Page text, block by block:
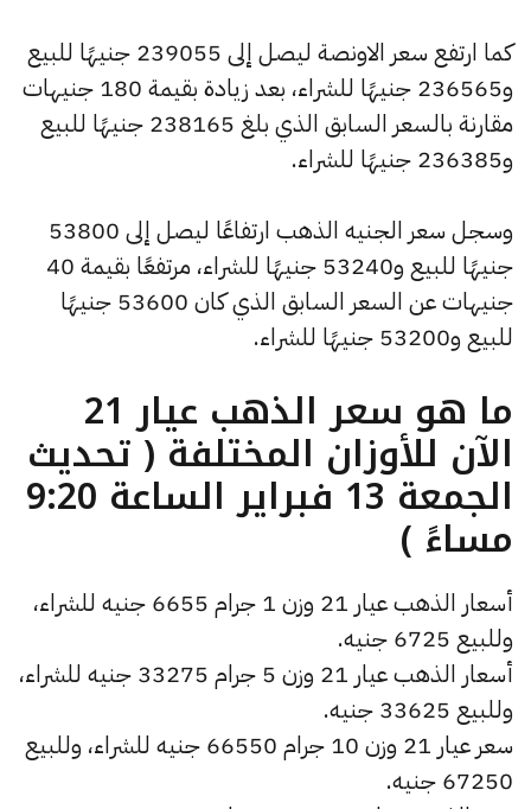
كما ارتفع سعر الاونصة ليصل إلى 239055 جنيهًا للبيع
و236565 جنيهًا للشراء، بعد زيادة بقيمة 180 جنيهات
مقارنة بالسعر السابق الذي بلغ 238165 جنيهًا للبيع
و236385 جنيهًا للشراء.
وسجل سعر الجنيه الذهب ارتفاعًا ليصل إلى 53800
جنيهًا للبيع و53240 جنيهًا للشراء، مرتفعًا بقيمة 40
جنيهات عن السعر السابق الذي كان 53600 جنيهًا
للبيع و53200 جنيهًا للشراء.
ما هو سعر الذهب عيار 21
الآن للأوزان المختلفة ( تحديث
الجمعة 13 فبراير الساعة 9:20
مساءً )
أسعار الذهب عيار 21 وزن 1 جرام 6655 جنيه للشراء،
وللبيع 6725 جنيه.
أسعار الذهب عيار 21 وزن 5 جرام 33275 جنيه للشراء،
وللبيع 33625 جنيه.
سعر عيار 21 وزن 10 جرام 66550 جنيه للشراء، وللبيع
67250 جنيه.